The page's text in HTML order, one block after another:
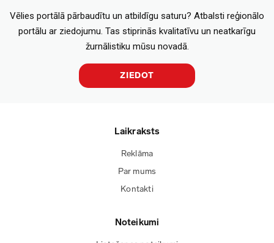
Vēlies portālā pārbaudītu un atbildīgu saturu? Atbalsti reģionālo
portālu ar ziedojumu. Tas stiprinās kvalitatīvu un neatkarīgu
žurnālistiku mūsu novadā.
ZIEDOT
Laikraksts
Reklāma
Par mums
Kontakti
Noteikumi